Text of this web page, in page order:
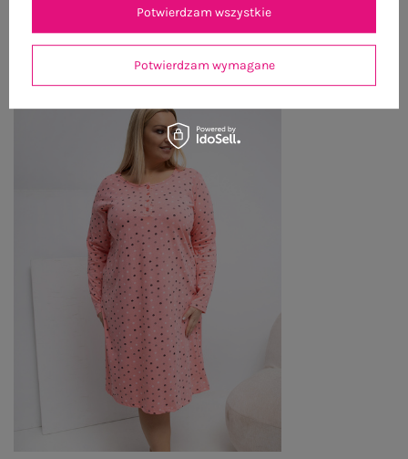
OSTATNIO OGLĄDANE
Potwierdzam wymagane
Potwierdzam wszystkie